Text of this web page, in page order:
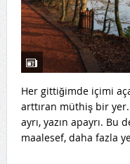
Her gittiğimde içimi
arttıran müthiş bir
ayrı, yazın apayrı.
maalesef, daha fazla